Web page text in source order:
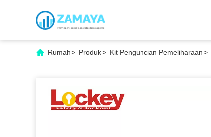
Rumah> Produk> Kit Penguncian Pemeliharaan>